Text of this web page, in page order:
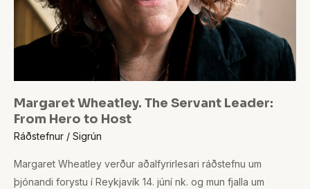
Margaret Wheatley. The Servant Leader:
From Hero to Host
Ráðstefnur / Sigrún
Margaret Wheatley verður aðalfyrirlesari ráðstefnu um
þjónandi forystu í Reykjavík 14. júní nk. og mun fjalla um